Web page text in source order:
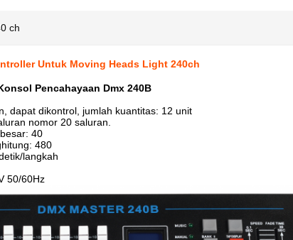
ch
Untuk Moving Heads Light 240ch
Pencahayaan Dmx 240B
dapat dikontrol, jumlah kuantitas: 12 unit
nomor 20 saluran.
40
480
langkah
50/60Hz